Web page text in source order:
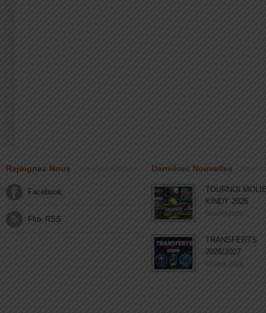
Rejoignez-Nous
Facebook
Flux RSS
Dernières Nouvelles
TOURNOI
KINDY 2026
03 août 2026
TRANSFERTS
2026/2027
03 août 2026